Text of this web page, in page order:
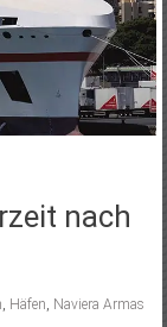
nach
, Häfen, Naviera Armas